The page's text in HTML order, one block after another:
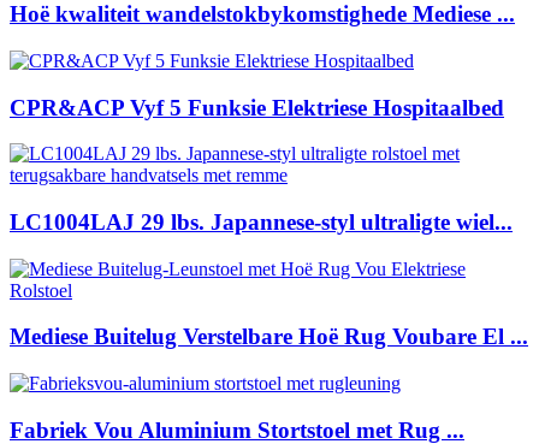
Hoë kwaliteit wandelstokbykomstighede Mediese ...
CPR&ACP Vyf 5 Funksie Elektriese Hospitaalbed
LC1004LAJ 29 lbs. Japannese-styl ultraligte wiel...
Mediese Buitelug Verstelbare Hoë Rug Voubare El ...
Fabriek Vou Aluminium Stortstoel met Rug ...